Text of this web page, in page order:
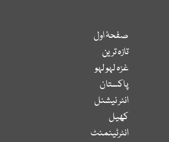
صفحۂ اول
تازہ ترین
غزہ لہو لہو
پاکستان
انٹر نیشنل
کھیل
انٹرٹینمنٹ